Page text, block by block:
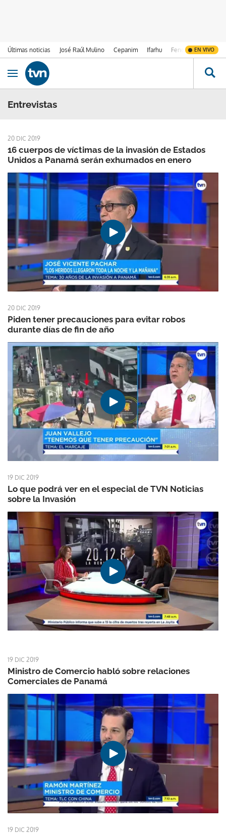
Últimas noticias José Raúl Mulino Cepanim Ifarhu Fenómeno de El
EN VIVO
Ir al contenido
Obrir navegació
Entrevistas
20 DIC 2019
16 cuerpos de víctimas de la invasión de Estados
Unidos a Panamá serán exhumados en enero
20 DIC 2019
Piden tener precauciones para evitar robos
durante días de fin de año
19 DIC 2019
Lo que podrá ver en el especial de TVN Noticias
sobre la Invasión
19 DIC 2019
Ministro de Comercio habló sobre relaciones
Comerciales de Panamá
19 DIC 2019